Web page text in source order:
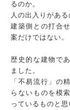
るのか。
人の出入りがある
建築側との打合
案だけではない。
歴史的な建物で
ました。
「不易流行」の
らないものを模
っているものと思